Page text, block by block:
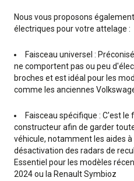
Nous vous proposons
électriques pour votre attelage :
Faisceau universel :
ne comportent pas ou peu
broches et est idéal pour les
comme les anciennes
Faisceau spécifique : C'est
constructeur afin de garder
véhicule, notamment les aides
désactivation des radars de
Essentiel pour les modèles
2024 ou la Renault Symbioz